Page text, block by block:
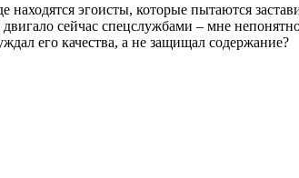
находятся эгоисты, которые пытаются
сейчас спецслужбами – мне
его качества, а не защищал содержание?